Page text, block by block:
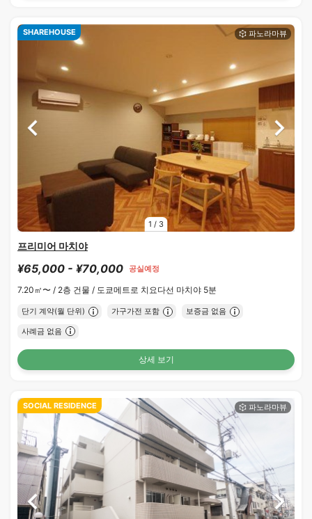
1 / 3
SHAREHOUSE
프리미어 마치야
¥65,000 - ¥70,000 공실예정
7.20㎡〜 / 2층 건물 / 도쿄메트로 치요다선 마치야 5분
단기 계약(월 단위) 가구가전 포함 보증금 없음
사례금 없음
상세 보기
SOCIAL RESIDENCE